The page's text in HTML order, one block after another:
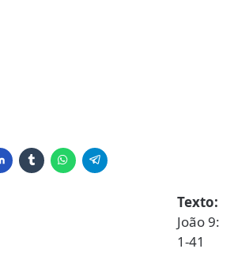
Texto:
João 9:
1-41